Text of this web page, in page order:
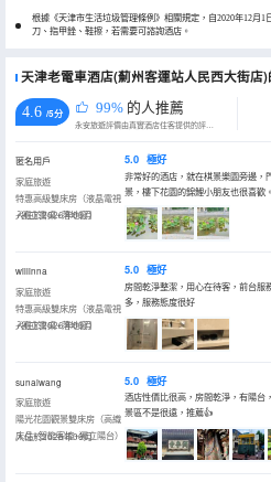
根據《天津市生活垃圾管理條例》相關規定，自2020年12月
刀、指甲銼、鞋擦，若需要可諮詢酒店。
天津老電車酒店(薊州客運站人民西大街店
4.6 /5分 99% 的人推薦
永安旅遊評價由真實酒店住客提供的評價。
匿名用戶
家庭旅遊
特惠高級雙床房（液晶電視
+獨立書桌+落地窗）
入住於2026年06月
5.0 極好
非常好的酒店，就在棋景樂園旁邊，
景，樓下花園的錦鯉小朋友也很喜歡。
willinna
家庭旅遊
特惠高級雙床房（液晶電視
+獨立書桌+落地窗）
入住於2026年06月
5.0 極好
房間乾淨整潔，用心在待客，前台服
多，服務態度很好
sunaiwang
家庭旅遊
陽光花園觀景雙床房（高織
床品+智能客控+獨立陽台）
入住於2026年06月
5.0 極好
酒店性價比很高，房間乾淨，有陽台
景區不是很遠，推薦👍